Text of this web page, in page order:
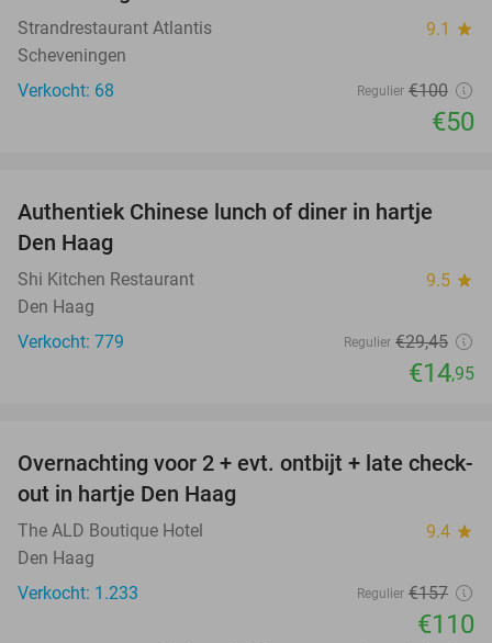
Strandrestaurant Atlantis 9.1 star
Scheveningen
Verkocht: 68
Regulier €100
€50
49%
Authentiek Chinese lunch of diner in hartje
Den Haag
Shi Kitchen Restaurant 9.5 star
Den Haag
Verkocht: 779
Regulier €29,45
€14,95
30%
Overnachting voor 2 + evt. ontbijt + late check-
out in hartje Den Haag
The ALD Boutique Hotel 9.4 star
Den Haag
Verkocht: 1.233
Regulier €157
€110